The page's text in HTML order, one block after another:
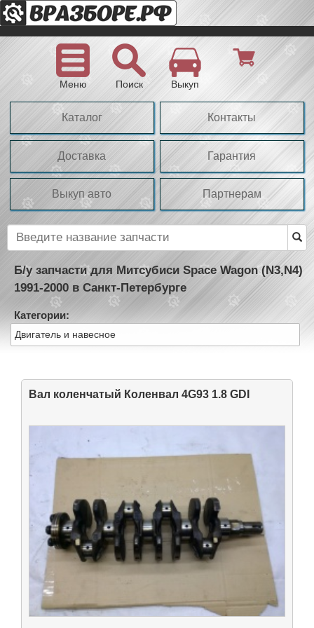
Меню Поиск Выкуп
Каталог Контакты
Доставка Гарантия
Выкуп авто Партнерам
Б/у запчасти для Митсубиси Space Wagon (N3,N4)
1991-2000 в Санкт-Петербурге
Категории:
Двигатель и навесное
Вал коленчатый Коленвал 4G93 1.8 GDI